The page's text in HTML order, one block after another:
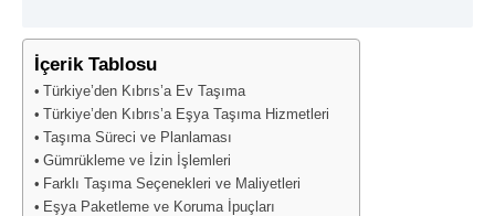
İçerik Tablosu
Türkiye’den Kıbrıs’a Ev Taşıma
Türkiye’den Kıbrıs’a Eşya Taşıma Hizmetleri
Taşıma Süreci ve Planlaması
Gümrükleme ve İzin İşlemleri
Farklı Taşıma Seçenekleri ve Maliyetleri
Eşya Paketleme ve Koruma İpuçları